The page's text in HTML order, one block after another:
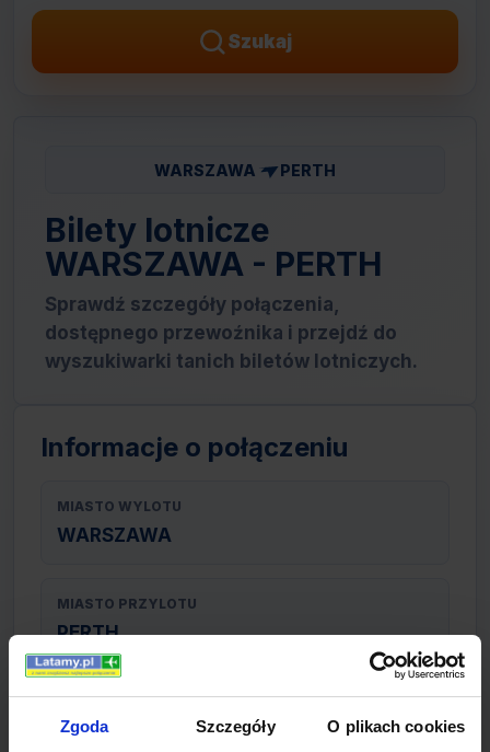
Zgoda Szczegóły O plikach cookies
WARSZAWA PERTH
Bilety lotnicze
WARSZAWA - PERTH
Sprawdź szczegóły połączenia,
dostępnego przewoźnika i przejdź do
wyszukiwarki tanich biletów lotniczych.
Szukaj
Informacje o połączeniu
MIASTO WYLOTU
WARSZAWA
MIASTO PRZYLOTU
PERTH
TYP POŁĄCZENIA
z przesiadką